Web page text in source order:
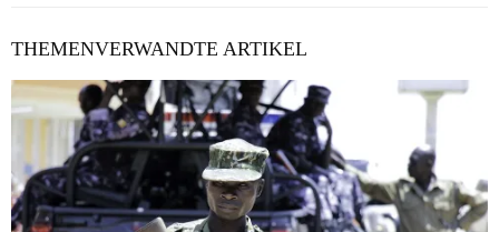
THEMENVERWANDTE ARTIKEL